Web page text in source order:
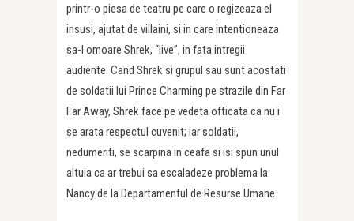
printr-o piesa de teatru pe care o regizeaza el
insusi, ajutat de villaini, si in care intentioneaza
sa-l omoare Shrek, “live”, in fata intregii
audiente. Cand Shrek si grupul sau sunt acostati
de soldatii lui Prince Charming pe strazile din Far
Far Away, Shrek face pe vedeta ofticata ca nu i
se arata respectul cuvenit; iar soldatii,
nedumeriti, se scarpina in ceafa si isi spun unul
altuia ca ar trebui sa escaladeze problema la
Nancy de la Departamentul de Resurse Umane.